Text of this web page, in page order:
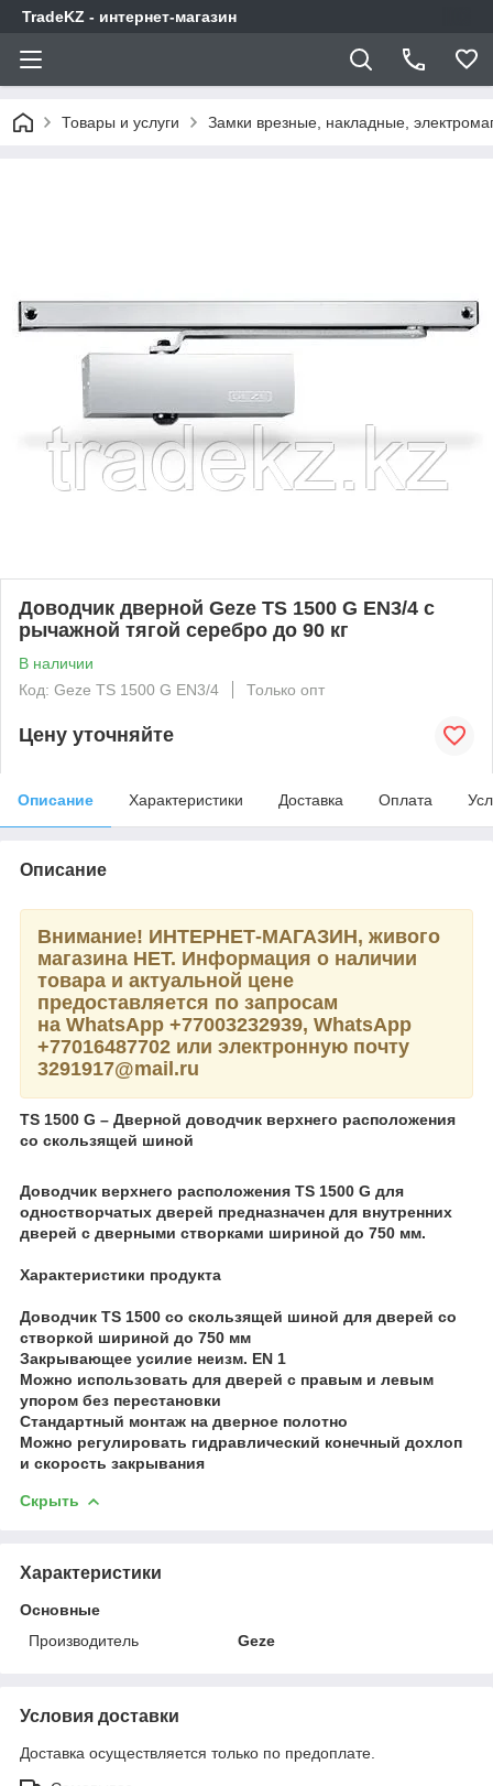
TradeKZ - интернет-магазин
Товары и услуги Замки врезные, накладные,
Доводчик дверной Geze TS 1500 G EN3/4 с
рычажной тягой серебро до 90 кг
В наличии
Код: Geze TS 1500 G EN3/4
Только опт
Цену уточняйте
Описание Характеристики Доставка Оплата
Описание
Внимание! ИНТЕРНЕТ-МАГАЗИН, живого
магазина НЕТ. Информация о наличии
товара и актуальной цене
предоставляется по запросам
на WhatsApp +77003232939, WhatsApp
+77016487702 или электронную почту
3291917@mail.ru
TS 1500 G – Дверной доводчик верхнего расположения
со скользящей шиной
Доводчик верхнего расположения TS 1500 G для
одностворчатых дверей предназначен для внутренних
дверей с дверными створками шириной до 750 мм.
Характеристики продукта
Доводчик TS 1500 со скользящей шиной для дверей со
створкой шириной до 750 мм
Закрывающее усилие неизм. EN 1
Можно использовать для дверей с правым и левым
упором без перестановки
Стандартный монтаж на дверное полотно
Можно регулировать гидравлический конечный дохлоп
и скорость закрывания
Скрыть
Характеристики
Основные
Производитель
Geze
Условия доставки
Доставка осуществляется только по предоплате.